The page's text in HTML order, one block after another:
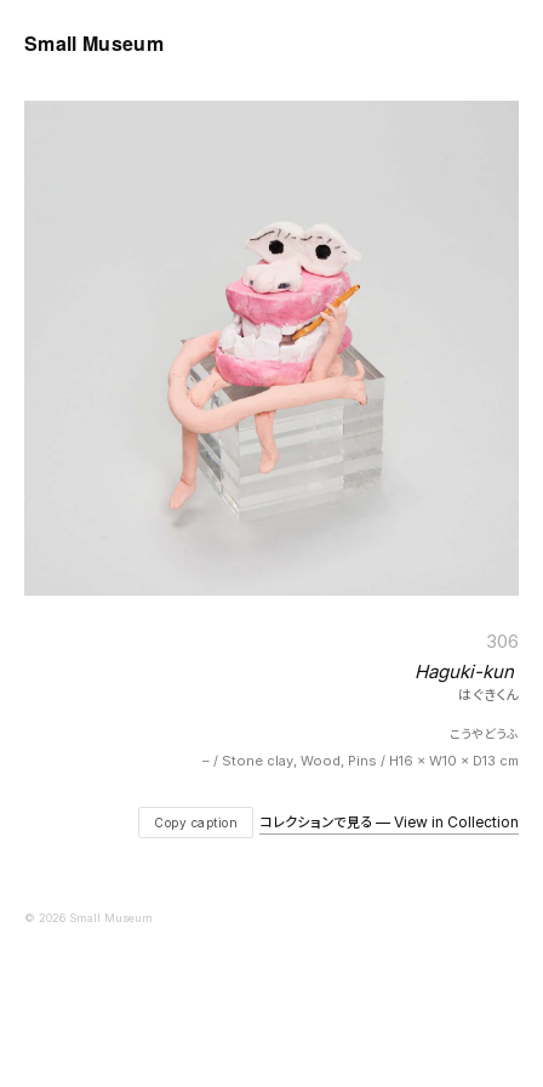
Small Museum
306
Haguki-kun
はぐきくん
こうやどうふ
– / Stone clay, Wood, Pins / H16 × W10 × D13 cm
Copy caption コレクションで見る — View in Collection
© 2026 Small Museum